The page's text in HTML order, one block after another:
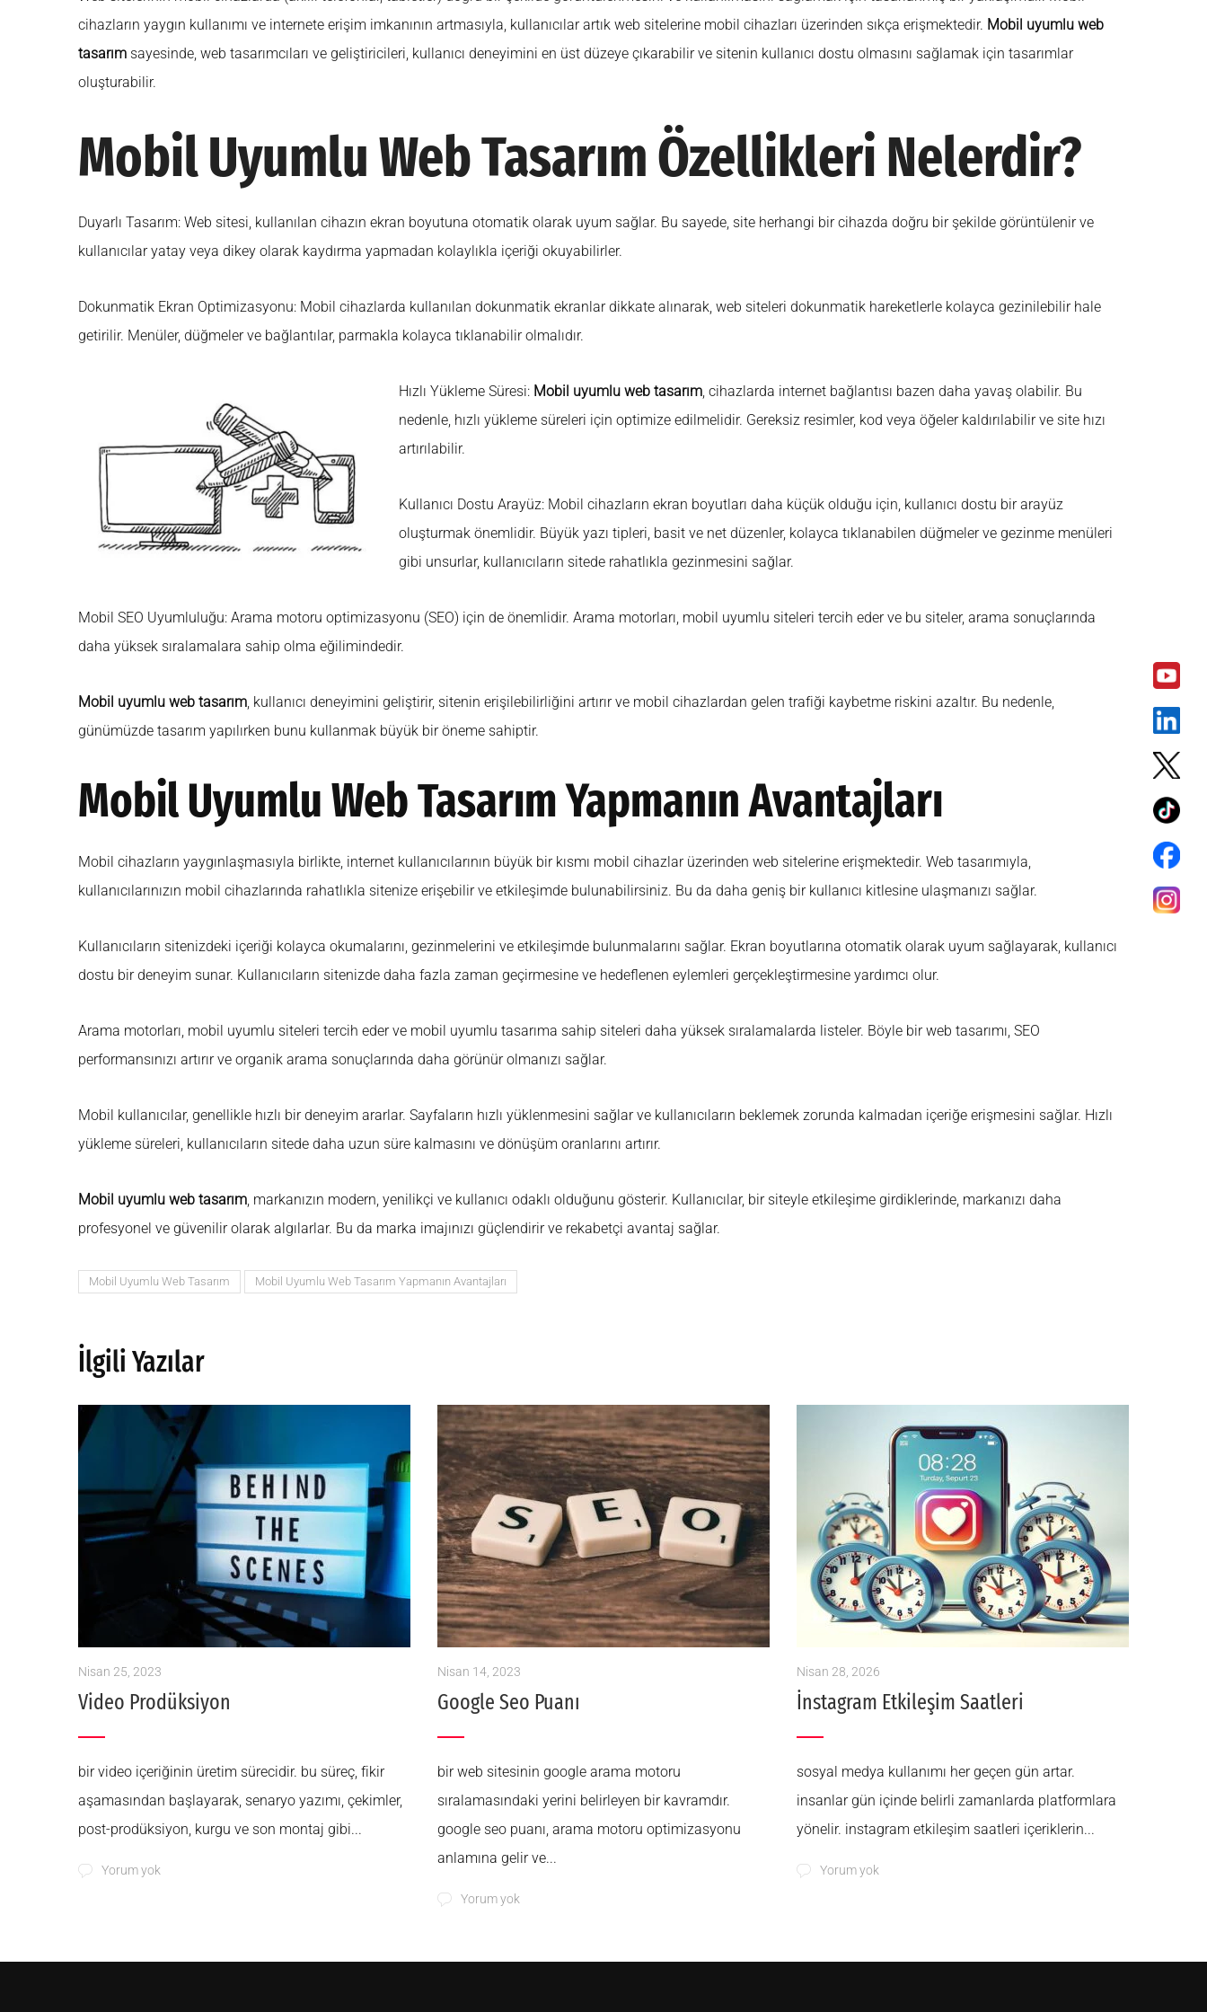
cihazların yaygın kullanımı ve internete erişim imkanının artmasıyla, kullanıcılar artık web sitelerine mobil cihazları üzerinden sıkça erişmektedir. Mobil uyumlu web
tasarım sayesinde, web tasarımcıları ve geliştiricileri, kullanıcı deneyimini en üst düzeye çıkarabilir ve sitenin kullanıcı dostu olmasını sağlamak için tasarımlar
oluşturabilir.
Mobil Uyumlu Web Tasarım Özellikleri Nelerdir?
Duyarlı Tasarım: Web sitesi, kullanılan cihazın ekran boyutuna otomatik olarak uyum sağlar. Bu sayede, site herhangi bir cihazda doğru bir şekilde görüntülenir ve
kullanıcılar yatay veya dikey olarak kaydırma yapmadan kolaylıkla içeriği okuyabilirler.
Dokunmatik Ekran Optimizasyonu: Mobil cihazlarda kullanılan dokunmatik ekranlar dikkate alınarak, web siteleri dokunmatik hareketlerle kolayca gezinilebilir hale
getirilir. Menüler, düğmeler ve bağlantılar, parmakla kolayca tıklanabilir olmalıdır.
Hızlı Yükleme Süresi: Mobil uyumlu web tasarım, cihazlarda internet bağlantısı bazen daha yavaş olabilir. Bu
nedenle, hızlı yükleme süreleri için optimize edilmelidir. Gereksiz resimler, kod veya öğeler kaldırılabilir ve site hızı
artırılabilir.
Kullanıcı Dostu Arayüz: Mobil cihazların ekran boyutları daha küçük olduğu için, kullanıcı dostu bir arayüz
oluşturmak önemlidir. Büyük yazı tipleri, basit ve net düzenler, kolayca tıklanabilen düğmeler ve gezinme menüleri
gibi unsurlar, kullanıcıların sitede rahatlıkla gezinmesini sağlar.
Mobil SEO Uyumluluğu: Arama motoru optimizasyonu (SEO) için de önemlidir. Arama motorları, mobil uyumlu siteleri tercih eder ve bu siteler, arama sonuçlarında
daha yüksek sıralamalara sahip olma eğilimindedir.
Mobil uyumlu web tasarım, kullanıcı deneyimini geliştirir, sitenin erişilebilirliğini artırır ve mobil cihazlardan gelen trafiği kaybetme riskini azaltır. Bu nedenle,
günümüzde tasarım yapılırken bunu kullanmak büyük bir öneme sahiptir.
Mobil Uyumlu Web Tasarım Yapmanın Avantajları
Mobil cihazların yaygınlaşmasıyla birlikte, internet kullanıcılarının büyük bir kısmı mobil cihazlar üzerinden web sitelerine erişmektedir. Web tasarımıyla,
kullanıcılarınızın mobil cihazlarında rahatlıkla sitenize erişebilir ve etkileşimde bulunabilirsiniz. Bu da daha geniş bir kullanıcı kitlesine ulaşmanızı sağlar.
Kullanıcıların sitenizdeki içeriği kolayca okumalarını, gezinmelerini ve etkileşimde bulunmalarını sağlar. Ekran boyutlarına otomatik olarak uyum sağlayarak, kullanıcı
dostu bir deneyim sunar. Kullanıcıların sitenizde daha fazla zaman geçirmesine ve hedeflenen eylemleri gerçekleştirmesine yardımcı olur.
Arama motorları, mobil uyumlu siteleri tercih eder ve mobil uyumlu tasarıma sahip siteleri daha yüksek sıralamalarda listeler. Böyle bir web tasarımı, SEO
performansınızı artırır ve organik arama sonuçlarında daha görünür olmanızı sağlar.
Mobil kullanıcılar, genellikle hızlı bir deneyim ararlar. Sayfaların hızlı yüklenmesini sağlar ve kullanıcıların beklemek zorunda kalmadan içeriğe erişmesini sağlar. Hızlı
yükleme süreleri, kullanıcıların sitede daha uzun süre kalmasını ve dönüşüm oranlarını artırır.
Mobil uyumlu web tasarım, markanızın modern, yenilikçi ve kullanıcı odaklı olduğunu gösterir. Kullanıcılar, bir siteyle etkileşime girdiklerinde, markanızı daha
profesyonel ve güvenilir olarak algılarlar. Bu da marka imajınızı güçlendirir ve rekabetçi avantaj sağlar.
Mobil Uyumlu Web Tasarım Mobil Uyumlu Web Tasarım Yapmanın Avantajları
İlgili Yazılar
Nisan 25, 2023
Video Prodüksiyon
bir video içeriğinin üretim sürecidir. bu süreç, fikir
aşamasından başlayarak, senaryo yazımı, çekimler,
post-prodüksiyon, kurgu ve son montaj gibi...
Yorum yok
Nisan 14, 2023
Google Seo Puanı
bir web sitesinin google arama motoru
sıralamasındaki yerini belirleyen bir kavramdır.
google seo puanı, arama motoru optimizasyonu
anlamına gelir ve...
Yorum yok
Nisan 28, 2026
İnstagram Etkileşim Saatleri
sosyal medya kullanımı her geçen gün artar.
i̇nsanlar gün içinde belirli zamanlarda platformlara
yönelir. i̇nstagram etkileşim saatleri içeriklerin...
Yorum yok